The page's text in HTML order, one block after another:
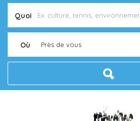
Quoi
Où Près de vous